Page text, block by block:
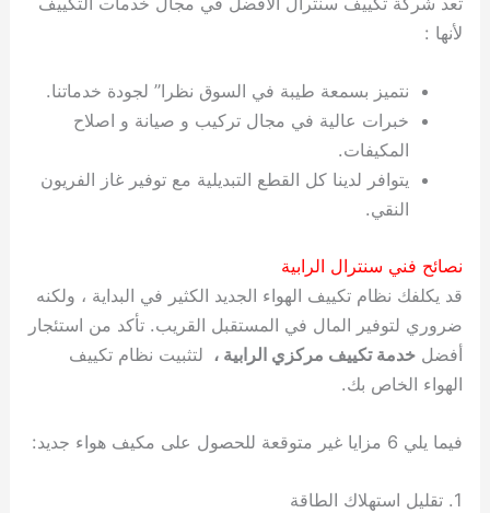
لأنها :
نتميز بسمعة طيبة في السوق نظرا” لجودة خدماتنا.
خبرات عالية في مجال تركيب و صيانة و اصلاح
المكيفات.
يتوافر لدينا كل القطع التبديلية مع توفير غاز الفريون
النقي.
نصائح فني سنترال الرابية
قد يكلفك نظام تكييف الهواء الجديد الكثير في البداية ، ولكنه
ضروري لتوفير المال في المستقبل القريب. تأكد من استئجار
أفضلخدمة تكييف مركزي الرابية ، لتثبيت نظام تكييف
الهواء الخاص بك.
فيما يلي 6 مزايا غير متوقعة للحصول على مكيف هواء جديد:
1. تقليل استهلاك الطاقة